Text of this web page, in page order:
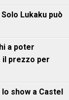
Lukaku può
a poter
prezzo per
show a Castel